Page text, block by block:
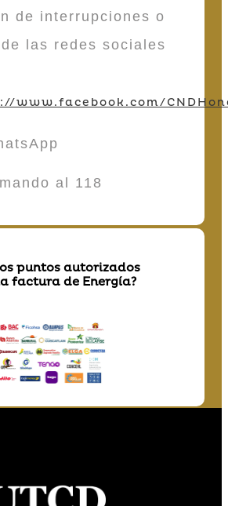
interrupciones o
las redes sociales
www.facebook.com/
al 118
puntos autorizados
factura de Energía?